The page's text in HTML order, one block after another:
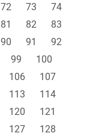
72 73
74
81 82
83
90 91
92
99
100
106
107
113
114
120
121
127
128